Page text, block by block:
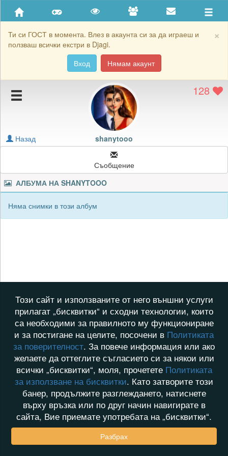
×
Ти си ГОСТ в момента. Влез в акаунта си за да играеш и
ползваш всички екстри в Djagi.
Вход
Нямам акаунт
Приятели
Хронология на игри
Подаръците на shanytooo
Картичките на shanytooo
Блокирай shanytooo
128
shanytooo
Назад
Съобщение
АЛБУМА НА SHANYTOOO
Няма снимки в този албум
Този сайт и използваните от него външни услуги
прилагат „бисквитки“ и сходни технологии, които
са необходими за правилното му функциониране
и за постигане на целите, посочени в Политиката
за поверителност. За повече информация или ако
желаете да оттеглите съгласието си за някои или
всички „бисквитки“, моля, прочетете Политиката
за използване на бисквитки. Като затворите този
банер, продължите разглеждането, натиснете
върху връзка или по друг начин навигирате в
сайта, Вие приемате употребата на „бисквитки“.
Разбрах